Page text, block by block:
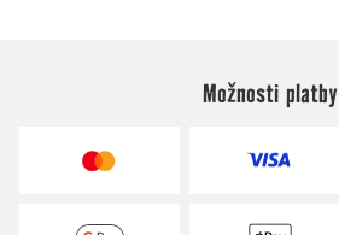
Možnosti platby